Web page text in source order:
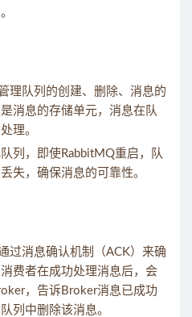
理队列的创建、删除、消息的
消息的存储单元，消息在队
理。
列，即使RabbitMQ重启，队
失，确保消息的可靠性。
过消息确认机制（ACK）来确
费者在成功处理消息后，会
，告诉Broker消息已成功
列中删除该消息。